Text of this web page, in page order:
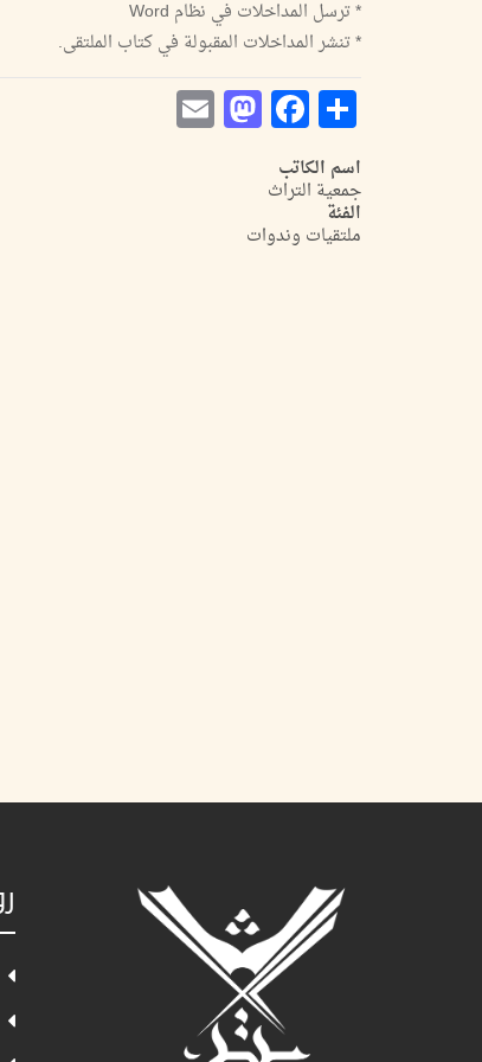
* ترسل المداخلات في نظام Word
* تنشر المداخلات المقبولة في كتاب الملتقى.
Share
Facebook
Mastodon
اسم الكاتب
جمعية التراث
الفئة
ملتقيات وندوات